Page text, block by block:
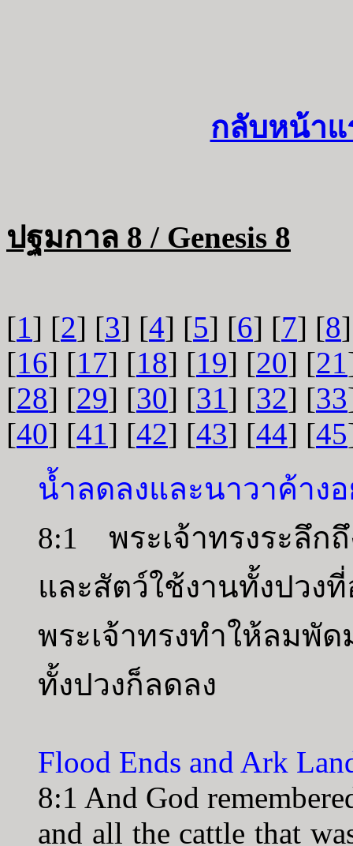
กลับหน้าแ
ปฐมกาล 8 / Genesis 8
[1] [2] [3] [4] [5] [6] [7] [8
[16] [17] [18] [19] [20] [21
[28] [29] [30] [31] [32] [33
[40] [41] [42] [43] [44] [45
น้ำลดลงและนาวาค้าง
8:1 พระเจ้าทรงระลึ
และสัตว์ใช้งานทั้งป
พระเจ้าทรงทำให้ลม
ทั้งปวงก็ลดลง
Flood Ends and Ark
8:1 And God
and all the cattle that